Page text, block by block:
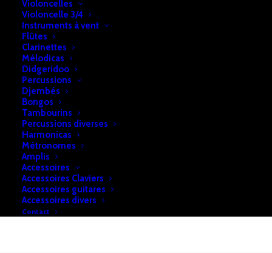
Violoncelles
Violoncelle 3/4
Instruments à vent
Flûtes
Clarinettes
Mélodicas
Didgeridoo
Percussions
Djembés
Bongos
Tambourins
Percussions diverses
Harmonicas
Métronomes
Amplis
Accessoires
Accessoires Claviers
Accessoires guitares
Accessoires divers
Contact
GP
NAT
1/4
UGS:
b2a74e28f7cf57
Catégories:
Guitares,Guitares classiques
1/4,Instruments à cordes pincées
DESCRIPTION
INFOS
Guitare classique 1/4 noire – enfants 3/4 ans